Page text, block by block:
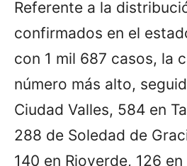
Referente a la
confirmados en el
con 1 mil 687 casos, la
número más alto,
Ciudad Valles, 584 en
288 de Soledad de
140 en Rioverde, 126